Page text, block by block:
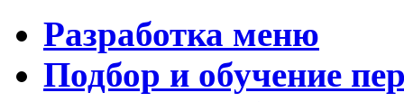
Разработка меню
Подбор и обучение